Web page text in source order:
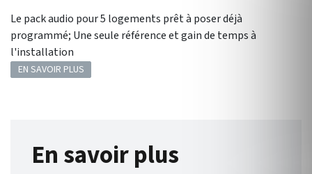
Le pack audio pour 5 logements prêt à poser déjà
programmé; Une seule référence et gain de temps à
l'installation
EN SAVOIR PLUS
En savoir plus